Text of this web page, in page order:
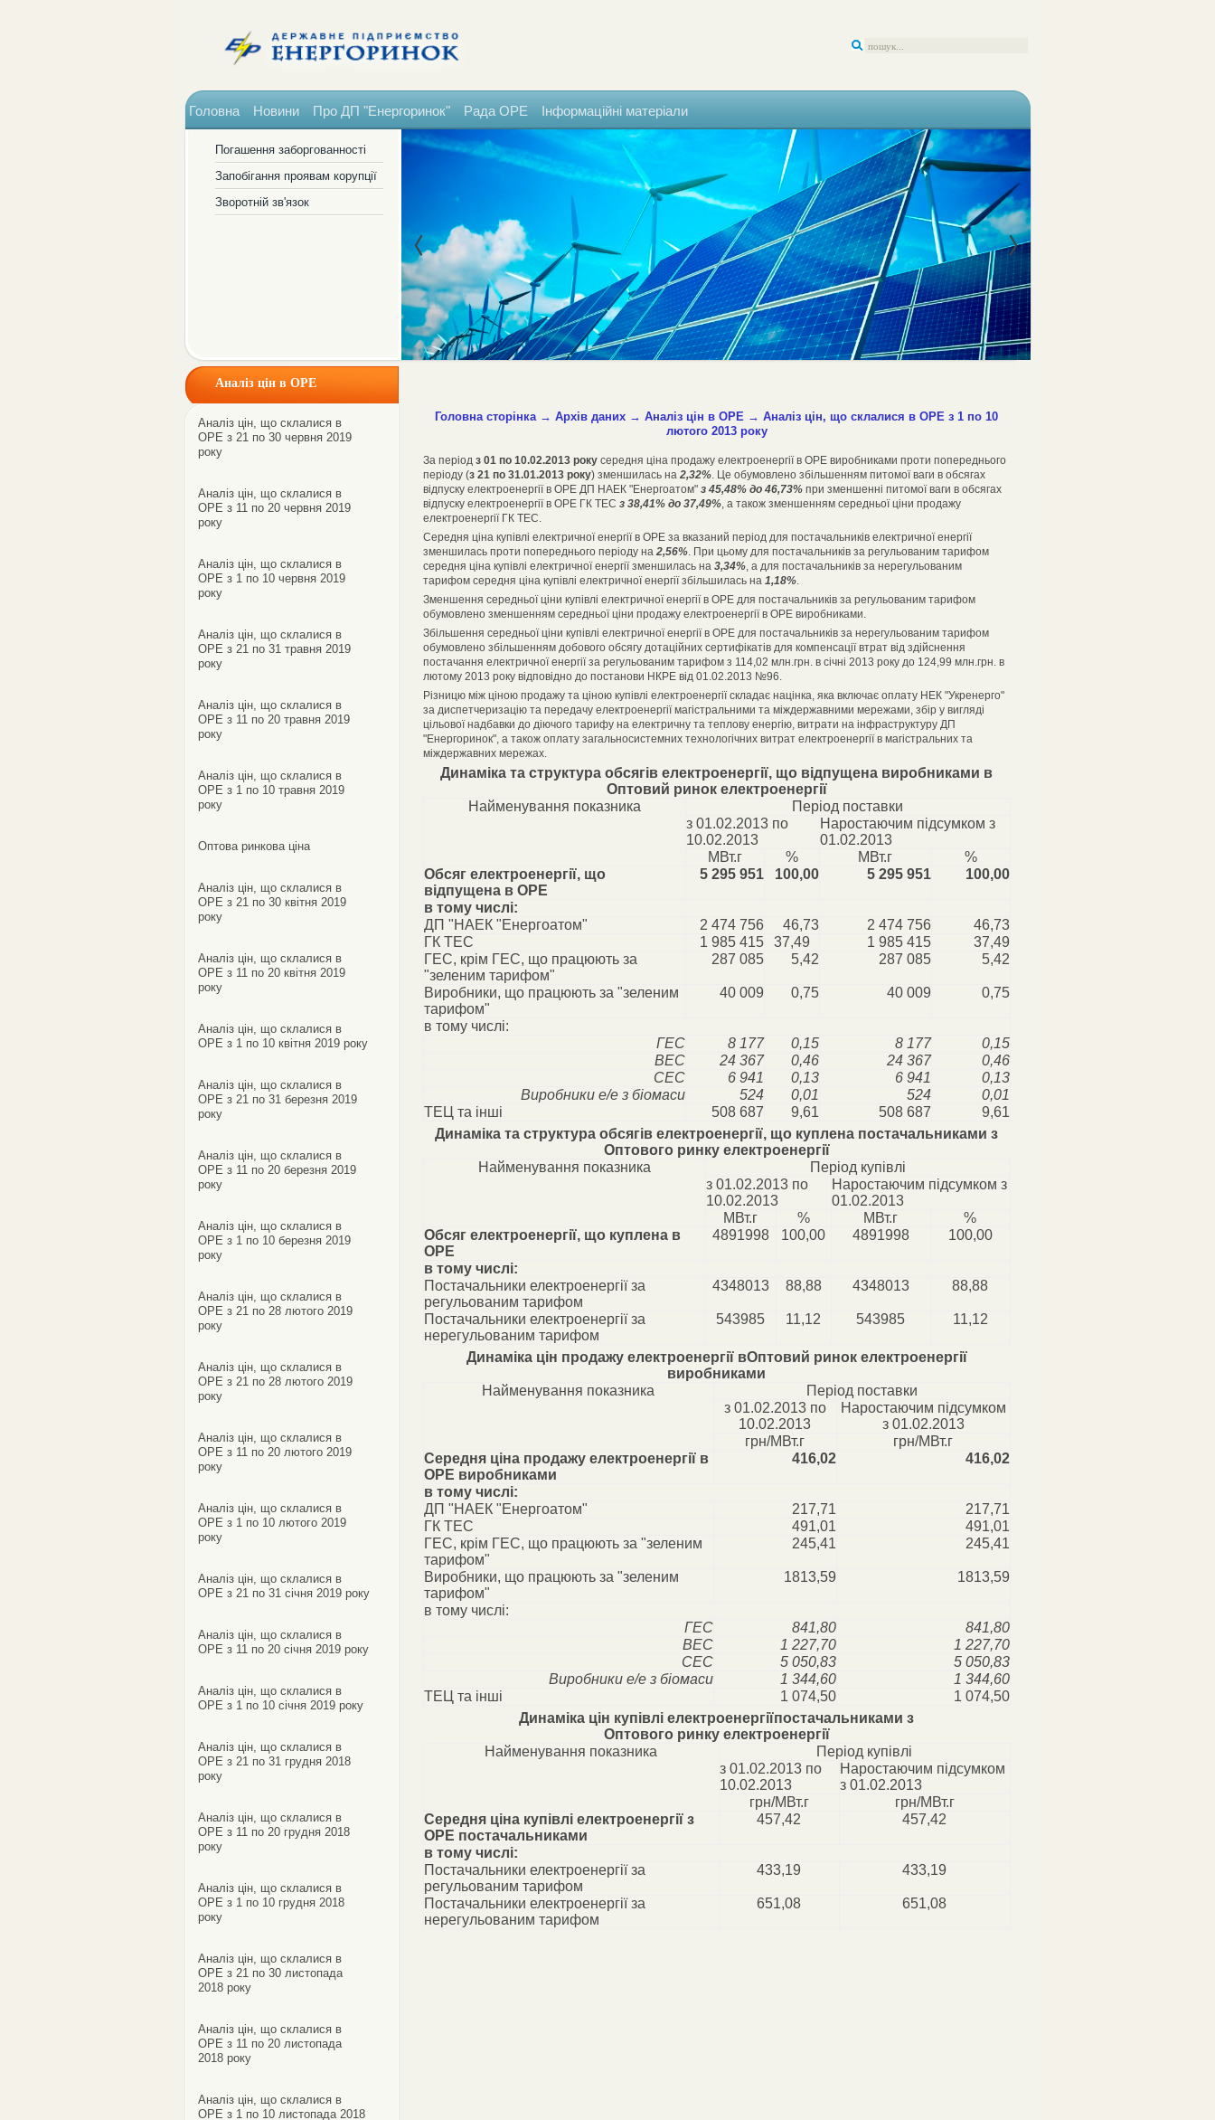
Головна Новини Про ДП "Енергоринок" Рада ОРЕ Інформаційні матеріали
Погашення заборгованності
Запобігання проявам корупції
Зворотній зв'язок
Аналіз цін в ОРЕ
Аналіз цін, що склалися в
ОРЕ з 21 по 30 червня 2019
року
Аналіз цін, що склалися в
ОРЕ з 11 по 20 червня 2019
року
Аналіз цін, що склалися в
ОРЕ з 1 по 10 червня 2019
року
Аналіз цін, що склалися в
ОРЕ з 21 по 31 травня 2019
року
Аналіз цін, що склалися в
ОРЕ з 11 по 20 травня 2019
року
Аналіз цін, що склалися в
ОРЕ з 1 по 10 травня 2019
року
Оптова ринкова ціна
Аналіз цін, що склалися в
ОРЕ з 21 по 30 квітня 2019
року
Аналіз цін, що склалися в
ОРЕ з 11 по 20 квітня 2019
року
Аналіз цін, що склалися в
ОРЕ з 1 по 10 квітня 2019 року
Аналіз цін, що склалися в
ОРЕ з 21 по 31 березня 2019
року
Аналіз цін, що склалися в
ОРЕ з 11 по 20 березня 2019
року
Аналіз цін, що склалися в
ОРЕ з 1 по 10 березня 2019
року
Аналіз цін, що склалися в
ОРЕ з 21 по 28 лютого 2019
року
Аналіз цін, що склалися в
ОРЕ з 21 по 28 лютого 2019
року
Аналіз цін, що склалися в
ОРЕ з 11 по 20 лютого 2019
року
Аналіз цін, що склалися в
ОРЕ з 1 по 10 лютого 2019
року
Аналіз цін, що склалися в
ОРЕ з 21 по 31 січня 2019 року
Аналіз цін, що склалися в
ОРЕ з 11 по 20 січня 2019 року
Аналіз цін, що склалися в
ОРЕ з 1 по 10 січня 2019 року
Аналіз цін, що склалися в
ОРЕ з 21 по 31 грудня 2018
року
Аналіз цін, що склалися в
ОРЕ з 11 по 20 грудня 2018
року
Аналіз цін, що склалися в
ОРЕ з 1 по 10 грудня 2018
року
Аналіз цін, що склалися в
ОРЕ з 21 по 30 листопада
2018 року
Аналіз цін, що склалися в
ОРЕ з 11 по 20 листопада
2018 року
Аналіз цін, що склалися в
ОРЕ з 1 по 10 листопада 2018
Головна сторінка→ Архів даних → Аналіз цін в ОРЕ → Аналіз цін, що склалися в ОРЕ з 1 по 10
лютого 2013 року
За період з 01 по 10.02.2013 рокусередня ціна продажу електроенергії в ОРЕ виробниками проти попереднього
періоду (з 21 по 31.01.2013 року) зменшилась на 2,32%. Це обумовлено збільшенням питомої ваги в обсягах
відпуску електроенергії в ОРЕ ДП НАЕК "Енергоатом" з 45,48% до 46,73%при зменшенні питомої ваги в обсягах
відпуску електроенергії в ОРЕ ГК ТЕС з 38,41% до 37,49%, а також зменшенням середньої ціни продажу
електроенергії ГК ТЕС.
Середня ціна купівлі електричної енергії в ОРЕ за вказаний період для постачальників електричної енергії
зменшилась проти попереднього періоду на 2,56%. При цьому для постачальників за регульованим тарифом
середня ціна купівлі електричної енергії зменшилась на 3,34%, а для постачальників за нерегульованим
тарифом середня ціна купівлі електричної енергії збільшилась на 1,18%.
Зменшення середньої ціни купівлі електричної енергії в ОРЕ для постачальників за регульованим тарифом
обумовлено зменшенням середньої ціни продажу електроенергії в ОРЕ виробниками.
Збільшення середньої ціни купівлі електричної енергії в ОРЕ для постачальників за нерегульованим тарифом
обумовлено збільшенням добового обсягу дотаційних сертифікатів для компенсації втрат від здійснення
постачання електричної енергії за регульованим тарифом з 114,02 млн.грн. в січні 2013 року до 124,99 млн.грн. в
лютому 2013 року відповідно до постанови НКРЕ від 01.02.2013 №96.
Різницю між ціною продажу та ціною купівлі електроенергії складає націнка, яка включає оплату НЕК "Укренерго"
за диспетчеризацію та передачу електроенергії магістральними та міждержавними мережами, збір у вигляді
цільової надбавки до діючого тарифу на електричну та теплову енергію, витрати на інфраструктуру ДП
"Енергоринок", а також оплату загальносистемних технологічних витрат електроенергії в магістральних та
міждержавних мережах.
Динаміка та структура обсягів електроенергії, що відпущена виробниками в
Оптовий ринок електроенергії
Найменування показника
Період поставки
з 01.02.2013 по
10.02.2013
Наростаючим підсумком з
01.02.2013
МВт.г
% МВт.г
%
Обсяг електроенергії, що
відпущена в ОРЕ
5 295 951 100,00 5 295 951 100,00
в тому числі:
ДП "НАЕК "Енергоатом"
2 474 756 46,73 2 474 756
46,73
ГК ТЕС
1 985 415 37,49 1 985 415
37,49
ГЕС, крім ГЕС, що працюють за
"зеленим тарифом"
287 085 5,42 287 085 5,42
Виробники, що працюють за "зеленим
тарифом"
40 009 0,75 40 009 0,75
в тому числі:
ГЕС
8 177 0,15 8 177
0,15
ВЕС
24 367 0,46 24 367
0,46
СЕС
6 941 0,13 6 941
0,13
Виробники е/е з біомаси
524 0,01 524
0,01
ТЕЦ та інші
508 687 9,61 508 687
9,61
Динаміка та структура обсягів електроенергії, що куплена постачальниками з
Оптового ринку електроенергії
Найменування показника
Період купівлі
з 01.02.2013 по
10.02.2013
Наростаючим підсумком з
01.02.2013
МВт.г
% МВт.г
%
Обсяг електроенергії, що куплена в
ОРЕ
4891998 100,00 4891998 100,00
в тому числі:
Постачальники електроенергії за
регульованим тарифом
4348013 88,88 4348013 88,88
Постачальники електроенергії за
нерегульованим тарифом
543985 11,12 543985 11,12
Динаміка цін продажу електроенергії вОптовий ринок електроенергії
виробниками
Найменування показника
Період поставки
з 01.02.2013 по
10.02.2013
Наростаючим підсумком
з 01.02.2013
грн/МВт.г
грн/МВт.г
Середня ціна продажу електроенергії в
ОРЕ виробниками
416,02 416,02
в тому числі:
ДП "НАЕК "Енергоатом"
217,71
217,71
ГК ТЕС
491,01
491,01
ГЕС, крім ГЕС, що працюють за "зеленим
тарифом"
245,41 245,41
Виробники, що працюють за "зеленим
тарифом"
1813,59 1813,59
в тому числі:
ГЕС
841,80
841,80
ВЕС
1 227,70
1 227,70
СЕС
5 050,83
5 050,83
Виробники е/е з біомаси
1 344,60
1 344,60
ТЕЦ та інші
1 074,50
1 074,50
Динаміка цін купівлі електроенергіїпостачальниками з
Оптового ринку електроенергії
Найменування показника
Період купівлі
з 01.02.2013 по
10.02.2013
Наростаючим підсумком
з 01.02.2013
грн/МВт.г
грн/МВт.г
Середня ціна купівлі електроенергії з
ОРЕ постачальниками
457,42 457,42
в тому числі:
Постачальники електроенергії за
регульованим тарифом
433,19 433,19
Постачальники електроенергії за
нерегульованим тарифом
651,08 651,08